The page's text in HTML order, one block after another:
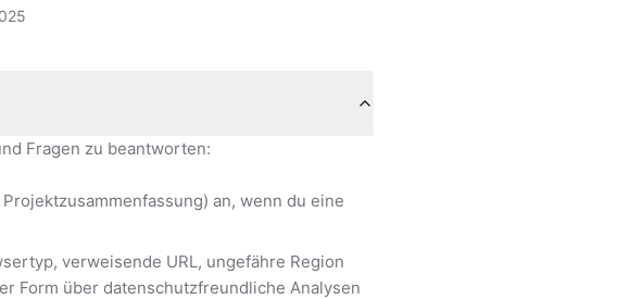
Fragen zu beantworten:
an, wenn du eine
verweisende URL, ungefähre Region
Form über datenschutzfreundliche Analysen